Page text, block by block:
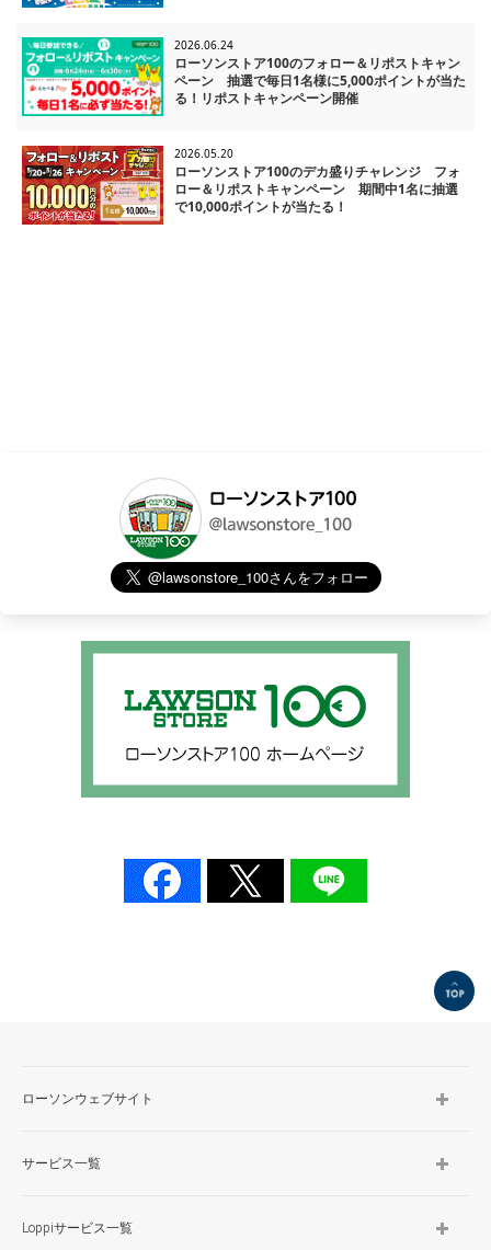
2026.06.24
ローソンストア100のフォロー＆リポストキャン
ペーン 抽選で毎日1名様に5,000ポイントが当た
る！リポストキャンペーン開催
2026.05.20
ローソンストア100のデカ盛りチャレンジ フォ
ロー＆リポストキャンペーン 期間中1名に抽選
で10,000ポイントが当たる！
ローソンウェブサイト
サービス一覧
Loppiサービス一覧